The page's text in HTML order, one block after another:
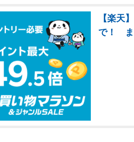
【楽天
で！ ま